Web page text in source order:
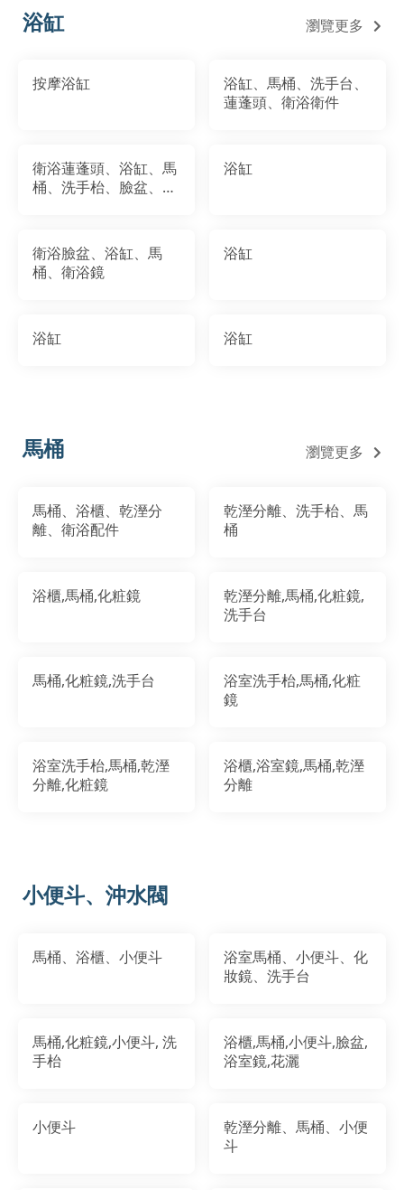
浴缸 瀏覽更多
按摩浴缸
浴缸、馬桶、洗手台、
蓮蓬頭、衛浴衛件
衛浴蓮蓬頭、浴缸、馬
桶、洗手枱、臉盆、浴
浴缸
衛浴臉盆、浴缸、馬
桶、衛浴鏡
浴缸
浴缸 浴缸
馬桶 瀏覽更多
馬桶、浴櫃、乾溼分
離、衛浴配件
乾溼分離、洗手枱、馬
桶
浴櫃,馬桶,化粧鏡
乾溼分離,馬桶,化粧鏡,
洗手台
馬桶,化粧鏡,洗手台
浴室洗手枱,馬桶,化粧
鏡
浴室洗手枱,馬桶,乾溼
分離,化粧鏡
浴櫃,浴室鏡,馬桶,乾溼
分離
小便斗、沖水閥
馬桶、浴櫃、小便斗
浴室馬桶、小便斗、化
妝鏡、洗手台
馬桶,化粧鏡,小便斗, 洗
手枱
浴櫃,馬桶,小便斗,臉盆,
浴室鏡,花灑
小便斗
乾溼分離、馬桶、小便
斗